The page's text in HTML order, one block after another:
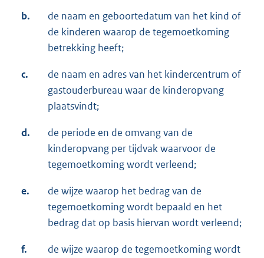
b.
de naam en geboortedatum van het kind of
de kinderen waarop de tegemoetkoming
betrekking heeft;
c.
de naam en adres van het kindercentrum of
gastouderbureau waar de kinderopvang
plaatsvindt;
d.
de periode en de omvang van de
kinderopvang per tijdvak waarvoor de
tegemoetkoming wordt verleend;
e.
de wijze waarop het bedrag van de
tegemoetkoming wordt bepaald en het
bedrag dat op basis hiervan wordt verleend;
f.
de wijze waarop de tegemoetkoming wordt